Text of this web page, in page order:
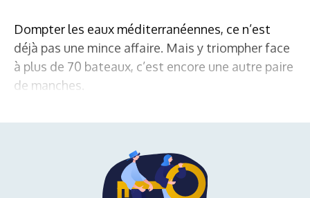
Dompter les eaux méditerranéennes, ce n’est
déjà pas une mince affaire. Mais y triompher face
à plus de 70 bateaux, c’est encore une autre paire
de manches.